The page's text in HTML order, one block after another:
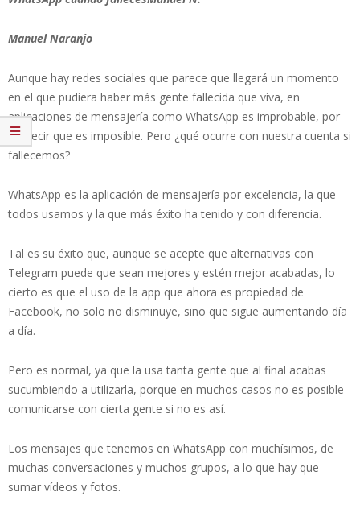
Manuel Naranjo
Aunque hay redes sociales que parece que llegará un momento
en el que pudiera haber más gente fallecida que viva, en
aplicaciones de mensajería como WhatsApp es improbable, por
no decir que es imposible. Pero ¿qué ocurre con nuestra cuenta si
fallecemos?
WhatsApp es la aplicación de mensajería por excelencia, la que
todos usamos y la que más éxito ha tenido y con diferencia.
Tal es su éxito que, aunque se acepte que alternativas con
Telegram puede que sean mejores y estén mejor acabadas, lo
cierto es que el uso de la app que ahora es propiedad de
Facebook, no solo no disminuye, sino que sigue aumentando día
a día.
Pero es normal, ya que la usa tanta gente que al final acabas
sucumbiendo a utilizarla, porque en muchos casos no es posible
comunicarse con cierta gente si no es así.
Los mensajes que tenemos en WhatsApp con muchísimos, de
muchas conversaciones y muchos grupos, a lo que hay que
sumar vídeos y fotos.